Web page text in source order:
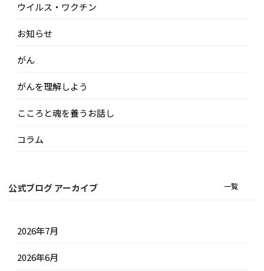
ウイルス・ワクチン
お知らせ
がん
がんを理解しよう
こころと魂を養うお話し
コラム
公式ブログ アーカイブ 一覧
2026年7月
2026年6月